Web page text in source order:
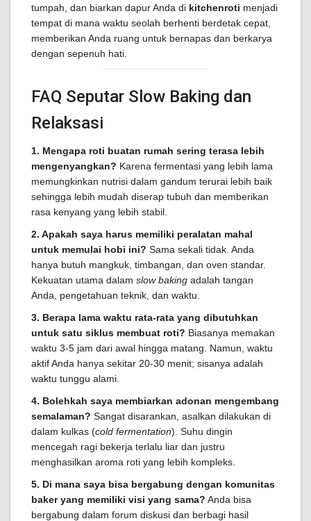
tumpah, dan biarkan dapur Anda di kitchenroti menjadi
tempat di mana waktu seolah berhenti berdetak cepat,
memberikan Anda ruang untuk bernapas dan berkarya
dengan sepenuh hati.
FAQ Seputar Slow Baking dan
Relaksasi
1. Mengapa roti buatan rumah sering terasa lebih
mengenyangkan? Karena fermentasi yang lebih lama
memungkinkan nutrisi dalam gandum terurai lebih baik
sehingga lebih mudah diserap tubuh dan memberikan
rasa kenyang yang lebih stabil.
2. Apakah saya harus memiliki peralatan mahal
untuk memulai hobi ini? Sama sekali tidak. Anda
hanya butuh mangkuk, timbangan, dan oven standar.
Kekuatan utama dalam slow baking adalah tangan
Anda, pengetahuan teknik, dan waktu.
3. Berapa lama waktu rata-rata yang dibutuhkan
untuk satu siklus membuat roti? Biasanya memakan
waktu 3-5 jam dari awal hingga matang. Namun, waktu
aktif Anda hanya sekitar 20-30 menit; sisanya adalah
waktu tunggu alami.
4. Bolehkah saya membiarkan adonan mengembang
semalaman? Sangat disarankan, asalkan dilakukan di
dalam kulkas (cold fermentation). Suhu dingin
mencegah ragi bekerja terlalu liar dan justru
menghasilkan aroma roti yang lebih kompleks.
5. Di mana saya bisa bergabung dengan komunitas
baker yang memiliki visi yang sama? Anda bisa
bergabung dalam forum diskusi dan berbagi hasil